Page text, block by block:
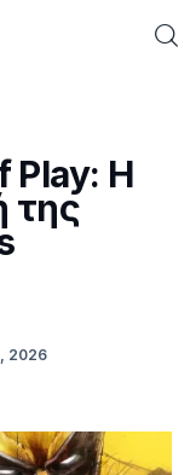
Play: Η
της
2026